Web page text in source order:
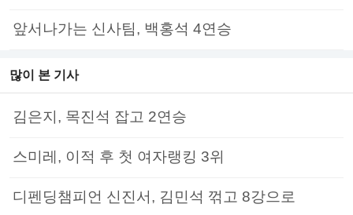
앞서나가는 신사팀, 백홍석 4연승
많이 본 기사
김은지, 목진석 잡고 2연승
스미레, 이적 후 첫 여자랭킹 3위
디펜딩챔피언 신진서, 김민석 꺾고 8강으로